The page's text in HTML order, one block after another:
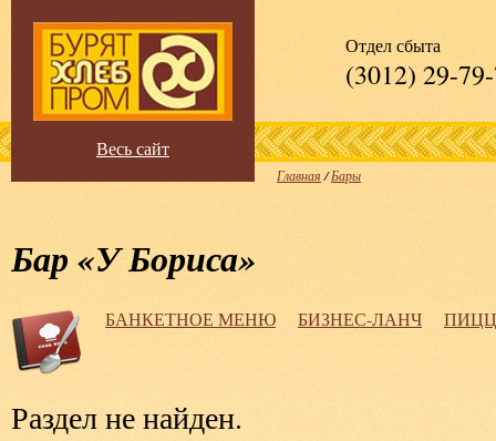
Весь сайт
Отдел сбыта
(3012) 29-
Главная /Бары
Бар «У Бориса»
БАНКЕТНОЕ МЕНЮ БИЗНЕС-ЛАНЧ
Раздел не найден.